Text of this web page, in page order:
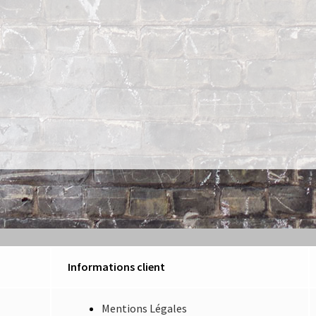
Informations client
Mentions Légales